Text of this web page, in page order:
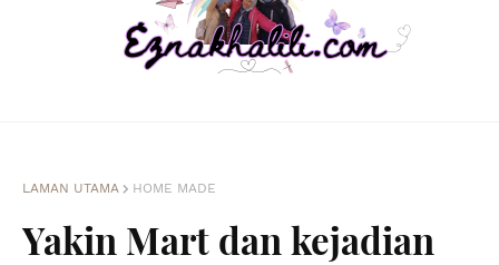
LAMAN UTAMA HOME MADE
Yakin Mart dan kejadian